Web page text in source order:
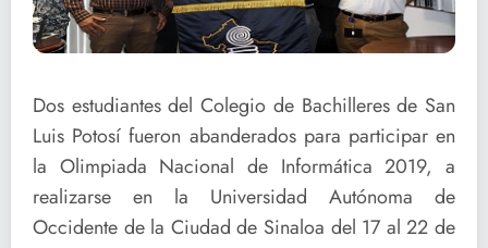
Dos estudiantes del Colegio de Bachilleres de San
Luis Potosí fueron abanderados para participar en
la Olimpiada Nacional de Informática 2019, a
realizarse en la Universidad Autónoma de
Occidente de la Ciudad de Sinaloa del 17 al 22 de